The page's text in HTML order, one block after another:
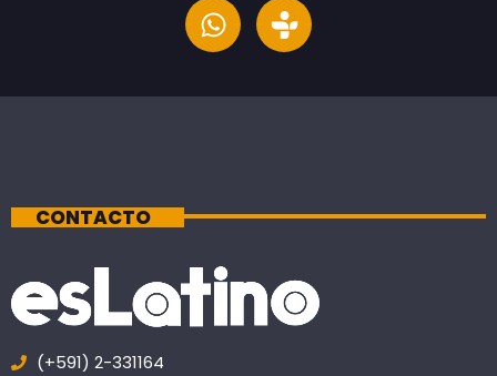
CONTACTO
(+591) 2-331164